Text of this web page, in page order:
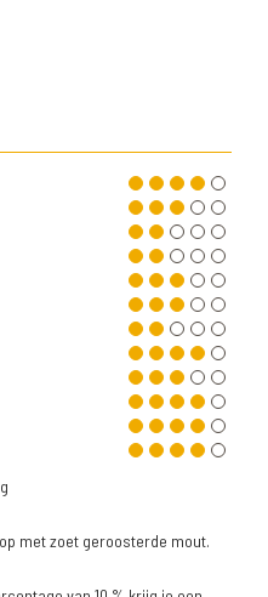
met zoet geroosterde mout.